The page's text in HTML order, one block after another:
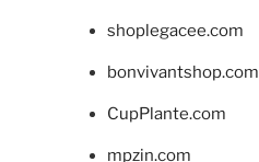
shoplegacee.com
bonvivantshop.com
CupPlante.com
mpzin.com